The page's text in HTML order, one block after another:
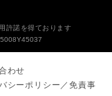
許諾を得ております
わせ
シーポリシー／免責事